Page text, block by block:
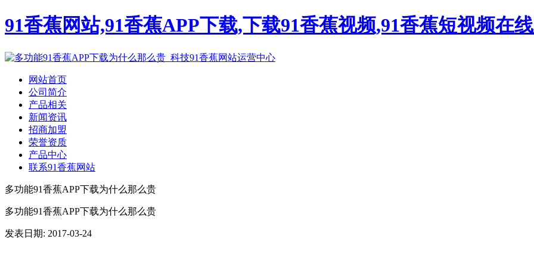
91香蕉网站,91香蕉APP下载,下载91香蕉视频,91香蕉短视频在
网站首页
公司简介
产品相关
新闻资讯
招商加盟
荣誉资质
产品中心
联系91香蕉网站
多功能91香蕉APP下载为什么那么贵
多功能91香蕉APP下载为什么那么贵
发表日期: 2017-03-24